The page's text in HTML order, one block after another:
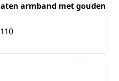
armband met gouden